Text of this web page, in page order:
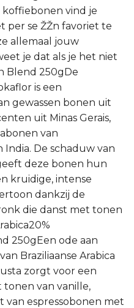
vind je
per se ŽŽn favoriet te
allemaal jouw
je dat als je het niet
Blend 250gDe
is een
gewassen bonen uit
uit Minas Gerais,
van
De schaduw van
deze bonen hun
kruidige, intense
dankzij de
die danst met tonen
250gEen ode aan
Braziliaanse Arabica
zorgt voor een
tonen van vanille,
van espressobonen met